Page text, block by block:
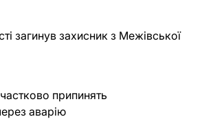
загинув захисник з Межівської
припинять
аварію